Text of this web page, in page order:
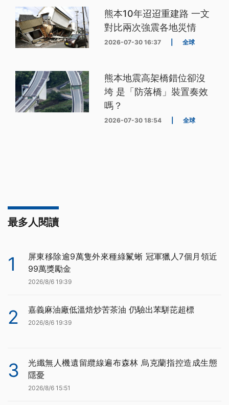
熊本10年迢迢重建路 一文
對比兩次強震各地災情
2026-07-30 16:37 全球
熊本地震高架橋錯位卻沒
垮 是「防落橋」裝置奏效
嗎？
2026-07-30 18:54 全球
最多人閱讀
1
屏東移除逾9萬隻外來種綠鬣蜥 冠軍獵人7個月領近
99萬獎勵金
2026/8/6 19:39
2 嘉義麻油廠低溫焙炒苦茶油 仍驗出苯駢芘超標
2026/8/6 19:39
3
光纖無人機遺留纜線遍布森林 烏克蘭指控造成生態
隱憂
2026/8/6 15:51